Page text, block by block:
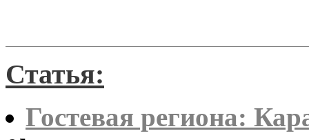
Статья:
Гостевая региона: